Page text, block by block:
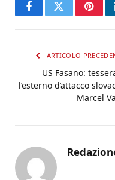
FacebookTwitter
ARTICOLO
US Fasano:
l’esterno d’attacco
Marcel